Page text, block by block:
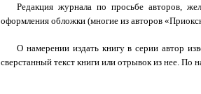
Редакция журнала по просьбе авторов,
оформления обложки (многие из авторов
О намерении издать книгу в серии автор
сверстанный текст книги или отрывок из нее. По